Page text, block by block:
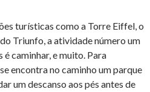
turísticas como a Torre Eiffel, o
Triunfo, a atividade número um
caminhar, e muito. Para
encontra no caminho um parque
um descanso aos pés antes de